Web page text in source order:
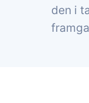
den i